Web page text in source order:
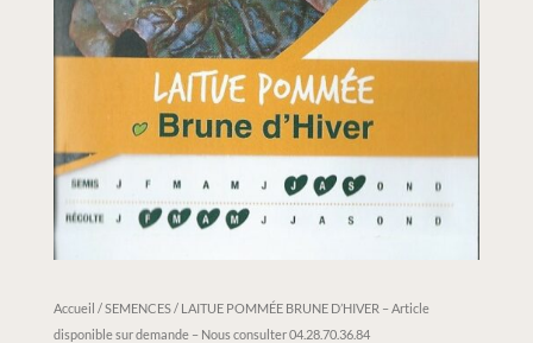
Accueil /SEMENCES/ LAITUE POMMÉE BRUNE D’HIVER – Article
disponible sur demande – Nous consulter 04.28.70.36.84